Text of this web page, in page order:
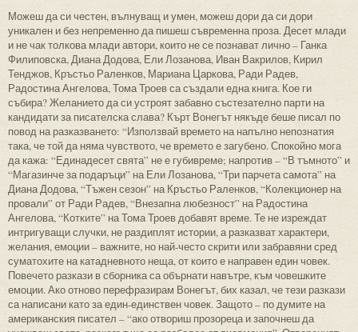
Можеш да си честен, вълнуващ и умен, можеш дори да си дори
уникален и без непременно да пишеш съвременна проза. Десет млади
и не чак толкова млади автори, които не се познават лично – Ганка
Филиповска, Диана Додова, Ели Лозанова, Иван Вакрилов, Кирил
Тенджов, Кръстьо Раленков, Мариана Царкова, Ради Радев,
Радостина Ангелова, Тома Троев са създали една книга. Кое ги
събира? Желанието да си устроят забавно състезателно парти на
кандидати за писателска слава? Кърт Вонегът някъде беше писал по
повод на разказването: “Използвай времето на напълно непознатия
така, че той да няма чувството, че времето е загубено. Спокойно мога
да кажа: “Единадесет свята” не е губивреме; напротив – “В тъмното” и
“Магазинче за подаръци” на Ели Лозанова, “Три парчета самота” на
Диана Додова, “Тъжен сезон” на Кръстьо Раленков, “Колекционер на
провали” от Ради Радев, “Внезапна любезност” на Радостина
Ангелова, “Котките” на Тома Троев добавят време. Те не изреждат
интригуващи случки, не раздиплят истории, а разказват характери,
желания, емоции – важните, но най-често скрити или забравяни сред
суматохите на катадневното неща, от които е направен един човек.
Повечето разкази в сборника са обърнати навътре, към човешките
емоции. Ако отново перефразирам Вонегът, бих казал, че тези разкази
са написани като за един-единствен човек. Защото – по думите на
американския писател – “ако отвориш прозореца и започнеш да